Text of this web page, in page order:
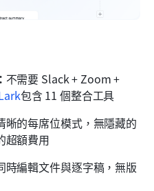
不需要 Slack + Zoom +
包含 11 個整合工具
晰的每席位模式，無隱藏的
超額費用
時編輯文件與逐字稿，無版